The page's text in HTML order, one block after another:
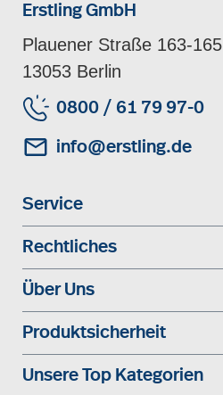
Erstling GmbH
Plauener Straße 163-165
13053 Berlin
0800 / 61 79 97-0
info@erstling.de
Service
Rechtliches
Über Uns
Produktsicherheit
Unsere Top Kategorien